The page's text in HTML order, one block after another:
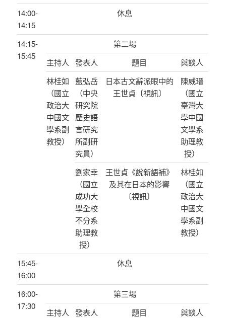
14:00-
14:15
休息
14:15-
15:45
第二場
主持人
發表人 題目
與談人
林桂如
（國立
政治大
中國文
學系副
教授）
藍弘岳
（中央
研究院
歷史語
言研究
所副研
究員）
日本古文辭派眼中的
王世貞〔視訊〕
陳威瑨
（國立
臺灣大
學中國
文學系
助理教
授）
劉家幸
（國立
成功大
學全校
不分系
助理教
授）
王世貞《說新語補》
及其在日本的影響
〔視訊〕
林桂如
（國立
政治大
中國文
學系副
教授）
15:45-
16:00
休息
16:00-
17:30
第三場
主持人
發表人 題目
與談人